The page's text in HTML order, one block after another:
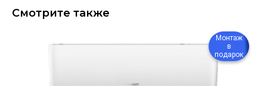
Смотрите также
Монтаж
в
подарок